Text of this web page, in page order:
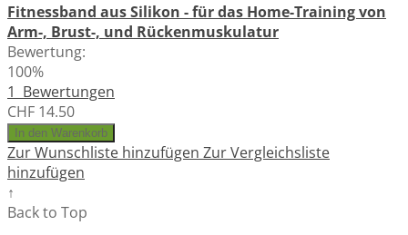
Fitnessband aus Silikon - für das Home-Training von
Arm-, Brust-, und Rückenmuskulatur
Bewertung:
100%
1 Bewertungen
CHF 14.50
In den Warenkorb
Zur Wunschliste hinzufügen Zur Vergleichsliste
hinzufügen
↑
Back to Top